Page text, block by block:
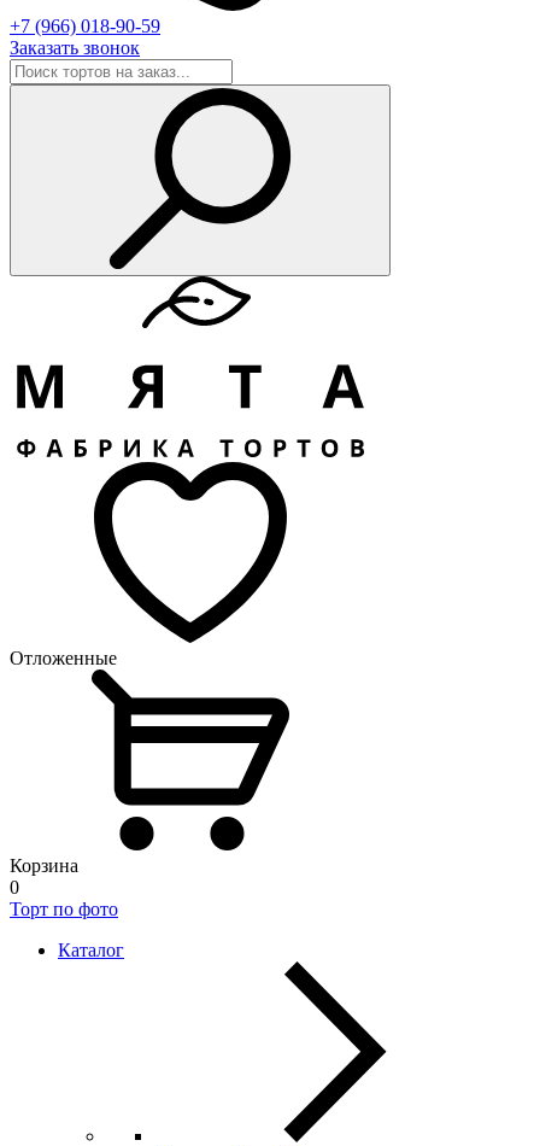
+7 (966) 018-90-59
Заказать звонок
Отложенные
Корзина
0
Торт по фото
Каталог